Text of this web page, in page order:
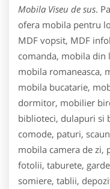
Mobila Viseu de sus.
ofera mobila pentru
MDF vopsit, MDF
comanda, mobila din
mobila romaneasca,
mobila bucatarie,
dormitor, mobilier
biblioteci, dulapuri si
comode, paturi,
mobila camera de zi,
fotolii, taburete,
somiere, tablii,